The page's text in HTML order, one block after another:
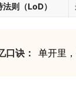
则（LoD）
口诀： 单开里